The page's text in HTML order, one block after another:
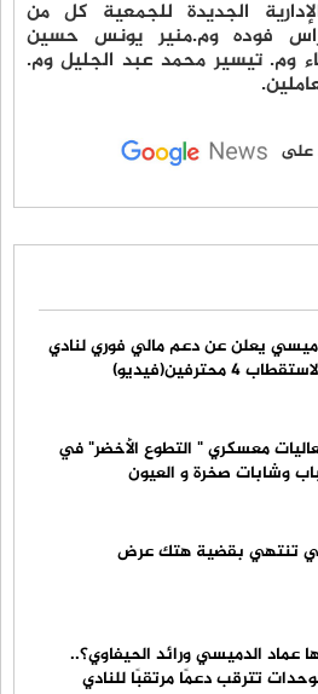
الجديدة للجمعية كل من
فوده وم.منير يونس حسين
وم. تيسير محمد عبد الجليل وم.
على
يعلن عن دعم مالي فوري لنادي
4 محترفين(فيديو)
معسكري " التطوع الأخضر" في
وشابات صخرة و العيون
تنتهي بقضية هتك عرض
عماد الدميسي ورائد الحيفاوي؟..
تترقب دعمًا مرتقبًا للنادي